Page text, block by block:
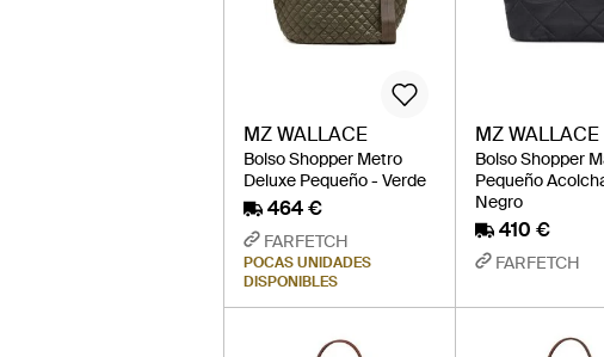
MZ WALLACE
Bolso Shopper Metro
Deluxe Pequeño - Verde
464 €
FARFETCH
POCAS UNIDADES
DISPONIBLES
MZ WALLACE
Bolso Shopper
Pequeño
Negro
410 €
FARFETCH